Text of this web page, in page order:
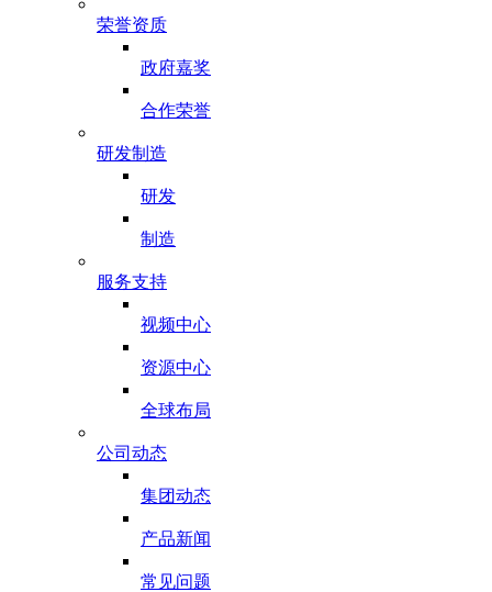
荣誉资质
政府嘉奖
合作荣誉
研发制造
研发
制造
服务支持
视频中心
资源中心
全球布局
公司动态
集团动态
产品新闻
常见问题